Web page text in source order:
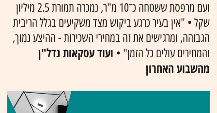
ועם מרפסת ששטחה כ־10 מ"ר, נמכרה תמורת 2.5 מיליון
שקל • "אין בעיר כרגע ביקוש מצד משקיעים בגלל הריבית
הגבוהה, ומרגישים את זה במחירי השכירות - ההיצע נמוך,
והמחירים עולים כל הזמן" • ועוד עסקאות נדל"ן
מהשבוע האחרון